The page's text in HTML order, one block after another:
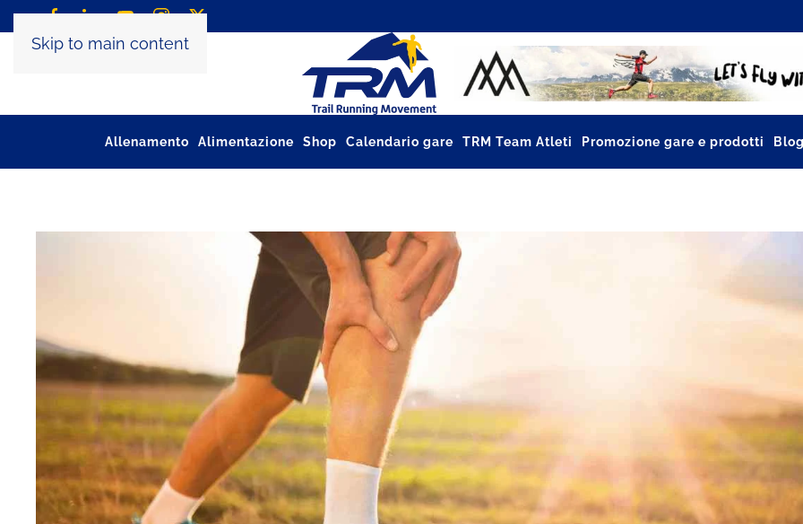
Skip to main content
Allenamento Alimentazione Shop Calendario gare TRM Team Atleti Promozione gare e prodotti